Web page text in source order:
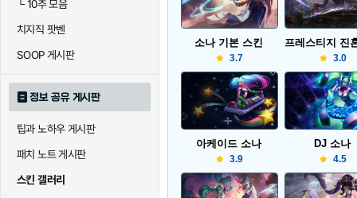
└10추 모음
치지직 팟벤
SOOP 게시판
정보 공유 게시판
팁과 노하우 게시판
패치 노트 게시판
스킨 갤러리
소나 기본 스킨
3.7 3.0
아케이드 소나
3.9
DJ 소나
4.5